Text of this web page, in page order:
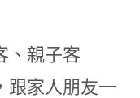
、親子客
跟家人朋友一